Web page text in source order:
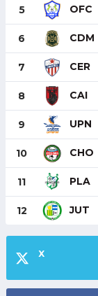
5 OFC
6 CDM
7 CER
8 CAI
9 UPN
10 CHO
11 PLA
12 JUT
X